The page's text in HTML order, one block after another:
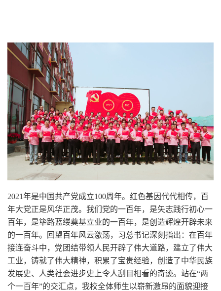
2021年是中国共产党成立100周年。红色基因代代相传，百
年大党正是风华正茂。我们党的一百年，是矢志践行初心一
百年，是筚路蓝缕奠基立业的一百年，是创造辉煌开辟未来
的一百年。回望百年风云激荡，习总书记深刻指出：在百年
接连奋斗中，党团结带领人民开辟了伟大道路，建立了伟大
工业，铸就了伟大精神，积累了宝贵经验，创造了中华民族
发展史、人类社会进步史上令人刮目相看的奇迹。站在“两
个一百年”的交汇点，我校全体师生以崭新激昂的面貌迎接